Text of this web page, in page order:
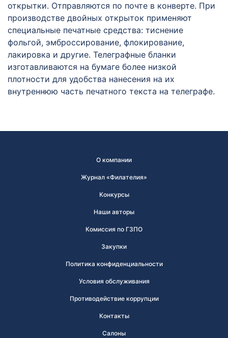
открытки. Отправляются по почте в конверте. При
производстве двойных открыток применяют
специальные печатные средства: тиснение
фольгой, эмброссирование, флокирование,
лакировка и другие. Телеграфные бланки
изготавливаются на бумаге более низкой
плотности для удобства нанесения на их
внутреннюю часть печатного текста на телеграфе.
О компании
Журнал «Филателия»
Конкурсы
Наши авторы
Комиссия по ГЗПО
Закупки
Политика конфиденциальности
Условия обслуживания
Противодействие коррупции
Контакты
Салоны